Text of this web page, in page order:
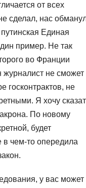
от всех
сделал, нас
Единая
пример. Не так
во Франции
журналист не сможет
госконтрактов, не
Я хочу
По новому
будет
чем-то опередила
у вас может